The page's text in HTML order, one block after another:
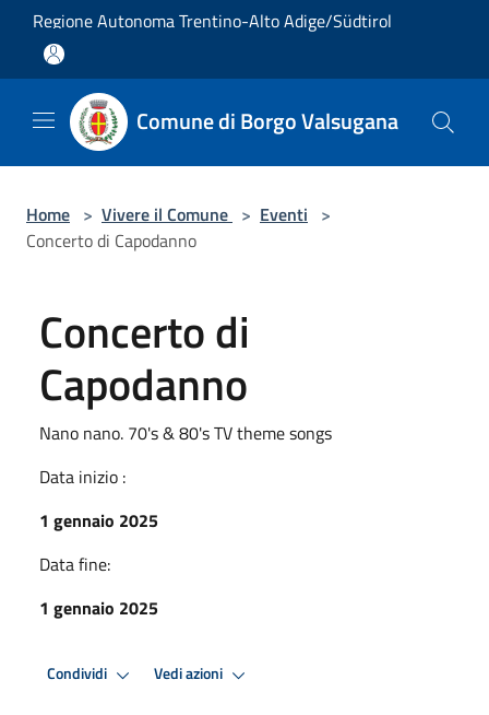
Salta al contenuto principale
Regione Autonoma Trentino-Alto Adige/Südtirol
Comune di Borgo Valsugana
Home > Vivere il Comune > Eventi >
Concerto di Capodanno
Concerto di
Capodanno
Nano nano. 70's & 80's TV theme songs
Data inizio :
1 gennaio 2025
Data fine:
1 gennaio 2025
Condividi Vedi azioni